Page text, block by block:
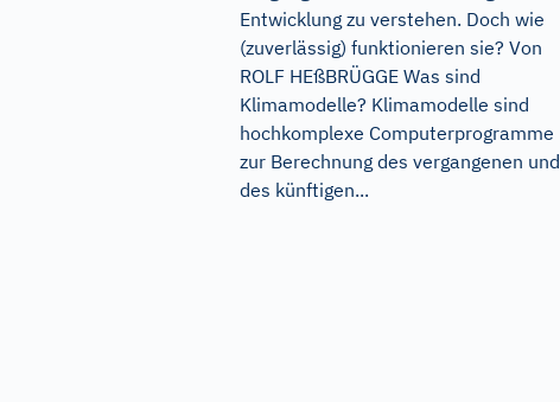
Entwicklung zu verstehen. Doch wie
(zuverlässig) funktionieren sie? Von
ROLF HEßBRÜGGE Was sind
Klimamodelle? Klimamodelle sind
hochkomplexe Computerprogramme
zur Berechnung des vergangenen und
des künftigen...